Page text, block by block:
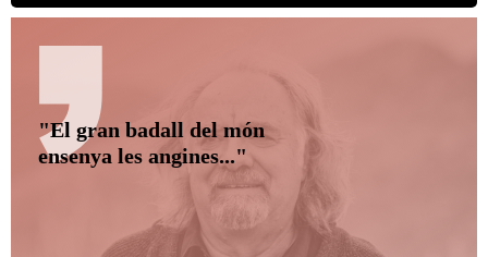
"El gran badall del món
ensenya les angines..."